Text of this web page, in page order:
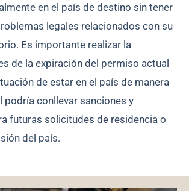
en el país de destino sin tener
legales relacionados con su
Es importante realizar la
de la expiración del permiso actual
de estar en el país de manera
podría conllevar sanciones y
futuras solicitudes de residencia o
del país.